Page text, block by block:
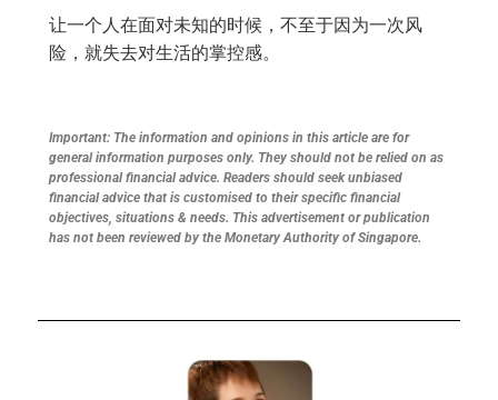
让一个人在面对未知的时候，不至于因为一次风
险，就失去对生活的掌控感。
Important: The information and opinions in this article are for
general information purposes only. They should not be relied on as
professional financial advice. Readers should seek unbiased
financial advice that is customised to their specific financial
objectives, situations & needs. This advertisement or publication
has not been reviewed by the Monetary Authority of Singapore.